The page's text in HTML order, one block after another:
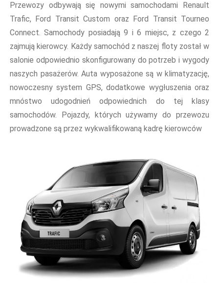
Przewozy odbywają się nowymi samochodami Renault
Trafic, Ford Transit Custom oraz Ford Transit Tourneo
Connect. Samochody posiadają 9 i 6 miejsc, z czego 2
zajmują kierowcy. Każdy samochód z naszej floty został w
salonie odpowiednio skonfigurowany do potrzeb i wygody
naszych pasażerów. Auta wyposażone są w klimatyzację,
nowoczesny system GPS, dodatkowe wygłuszenia oraz
mnóstwo udogodnień odpowiednich do tej klasy
samochodów. Pojazdy, których używamy do przewozu
prowadzone są przez wykwalifikowaną kadrę kierowców